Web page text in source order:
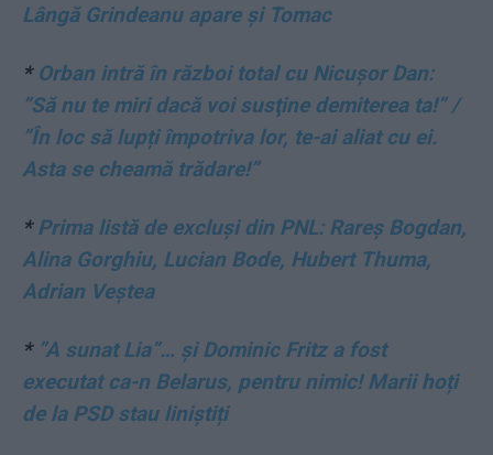
Lângă Grindeanu apare și Tomac
* Orban intră în război total cu Nicușor Dan:
”Să nu te miri dacă voi susţine demiterea ta!” /
”În loc să lupți împotriva lor, te-ai aliat cu ei.
Asta se cheamă trădare!”
*Prima listă de excluși din PNL: Rareș Bogdan,
Alina Gorghiu, Lucian Bode, Hubert Thuma,
Adrian Veștea
* ”A sunat Lia”… și Dominic Fritz a fost
executat ca-n Belarus, pentru nimic! Marii hoți
de la PSD stau liniștiți